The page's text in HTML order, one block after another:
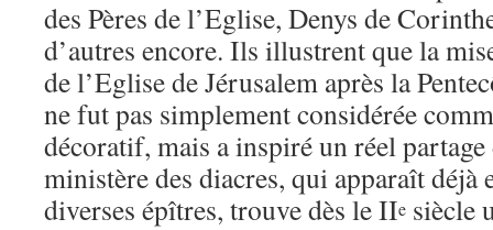
des Pères de l’Eglise, Denys de
d’autres encore. Ils illustrent que la
de l’Eglise de Jérusalem après la
ne fut pas simplement considérée
décoratif, mais a inspiré un réel partage
ministère des diacres, qui apparaît déjà
diverses épîtres, trouve dès le IIe siècle